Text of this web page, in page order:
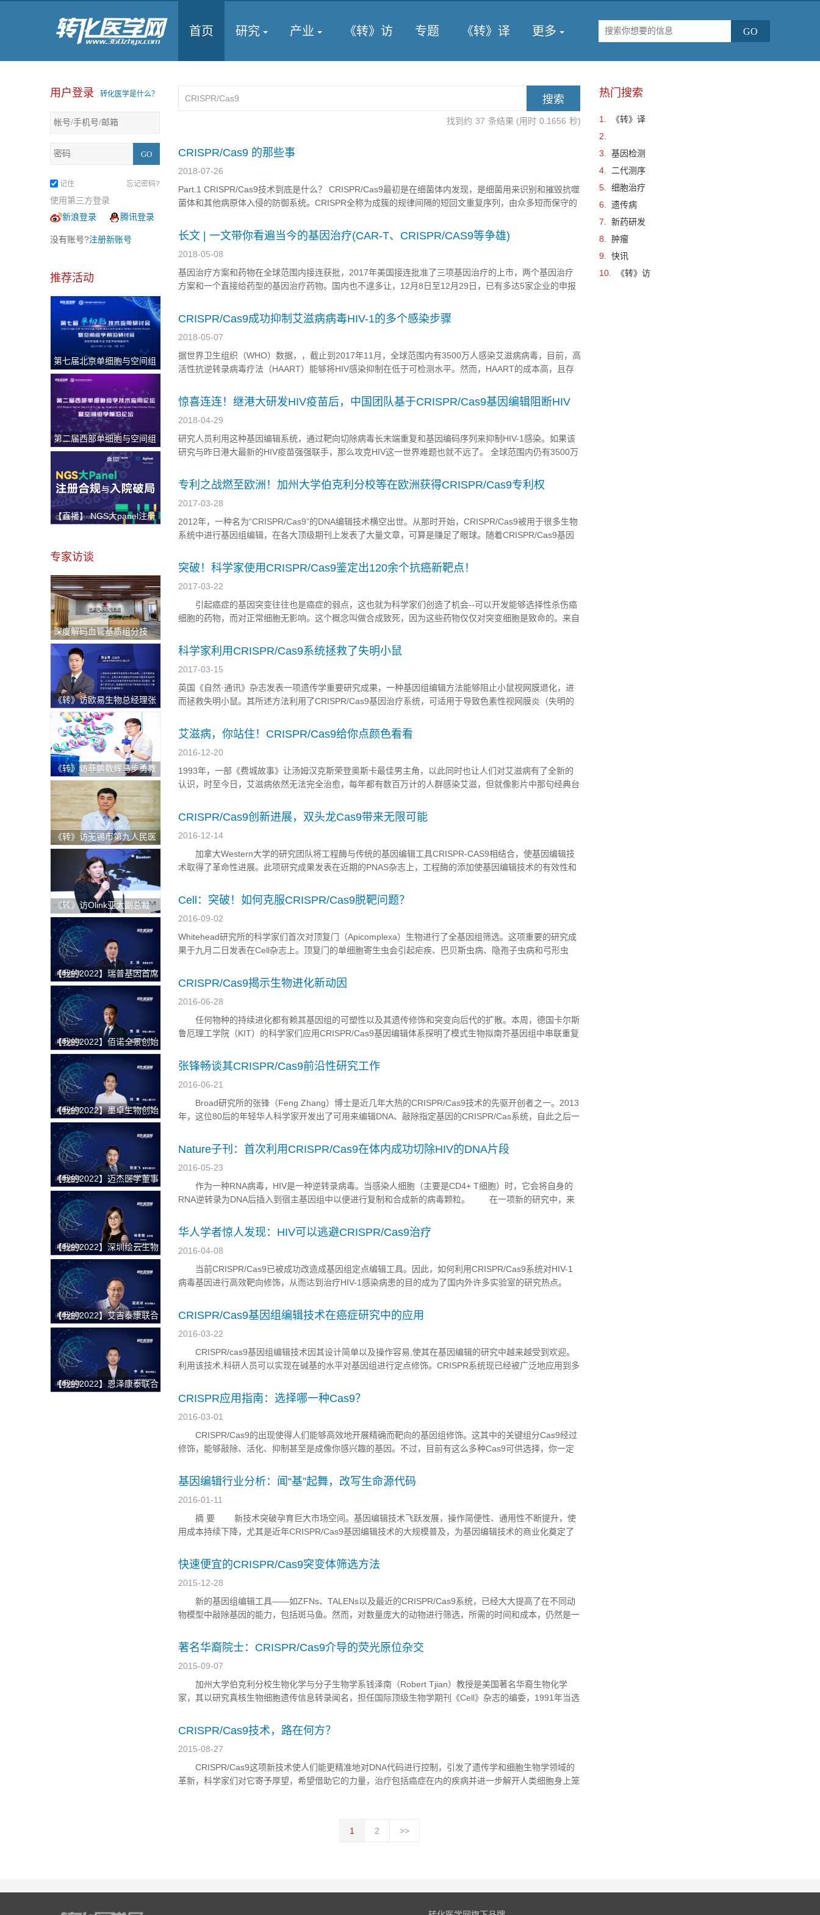
首页 研究 产业 《转》访 专题 《转》译 更多
用户登录 转化医学是什么？
记住 忘记密码?
使用第三方登录
新浪登录
腾讯登录
没有账号?注册新账号
推荐活动
第七届北京单细胞与空间组
学研讨会
第二届西部单细胞与空间组
学论坛
【直播】 NGS大panel注册
专家访谈
深度解码血管基质组分技
术：重塑退行性骨关节炎治
疗新格局与医疗出海中东新
机遇
《转》访欧易生物总经理张
志明：持续逆势快速增长！
破解科研服务"不可能三
角"的硬核逻辑
《转》访菲鹏数辉马步勇教
授｜AI与分子模拟引领生物
医药创新，“构象选择机制”
开辟药物动态设计新纪元
《转》访无锡市第九人民医
院科教科主任赵刚
《转》访Olink亚太副总裁
Andrea Ballagi博士：新一
代蛋白组学如何加速精准医
疗新进程
【我的2022】瑞普基因首席
技术官王涛：发挥BT+AI双
引擎特色优势，推进AI技术
在精准医疗领域的临床落地
【我的2022】佰诺全景创始
人焦磊：降低使用成本和难
度，推动全景病理技术在中
国的临床转化落地
【我的2022】墨卓生物创始
人兼COO刘寒：日日精进，
久久为功，把一个好的单细
胞中国解决方案带给客户
【我的2022】迈杰医学董事
长兼首席执行官张亚飞：数
智化赋能商业模式转型，为
客户提供更优质的伴随诊断
整体解决方案
【我的2022】深圳绘云生物
总经理林景超：专注慢病早
筛类临床质谱检测产品，从
临床痛点出发，为临床医学
检验解决更多难题
【我的2022】艾吉泰康联合
创始人屈武斌：对技术精雕
细琢，以客户应用场景为核
心，用特色服务提供基因捕
获整体解决方案
【我的2022】恩泽康泰联合
找到约 37 条结果 (用时 0.1656 秒)
CRISPR/Cas9 的那些事
2018-07-26
Part.1 CRISPR/Cas9技术到底是什么？ CRISPR/Cas9最初是在细菌体内发现，是细菌用来识别和摧毁抗噬
菌体和其他病原体入侵的防御系统。CRISPR全称为成簇的规律间隔的短回文重复序列，由众多短而保守的
长文 | 一文带你看遍当今的基因治疗(CAR-T、CRISPR/CAS9等争雄)
2018-05-08
基因治疗方案和药物在全球范围内接连获批，2017年美国接连批准了三项基因治疗的上市，两个基因治疗
方案和一个直接给药型的基因治疗药物。国内也不遑多让，12月8日至12月29日，已有多达5家企业的申报
台，小编带你快速浏览当下全球的基因治疗现状。 ...
CRISPR/Cas9成功抑制艾滋病病毒HIV-1的多个感染步骤
2018-05-07
据世界卫生组织（WHO）数据，，截止到2017年11月，全球范围内有3500万人感染艾滋病病毒，目前，高
活性抗逆转录病毒疗法（HAART）能够将HIV感染抑制在低于可检测水平。然而，HAART的成本高，且存
略。 近日，中国医学科学院/北京协和医学院病原生物学研究所郭斐课题组在基因治疗领域著名期刊 H...
惊喜连连！继港大研发HIV疫苗后，中国团队基于CRISPR/Cas9基因编辑阻断HIV
多个关键节点！
2018-04-29
研究人员利用这种基因编辑系统，通过靶向切除病毒长末端重复和基因编码序列来抑制HIV-1感染。如果该
研究与昨日港大最新的HIV疫苗强强联手，那么攻克HIV这一世界难题也就不远了。 全球范围内仍有3500万
专利之战燃至欧洲！加州大学伯克利分校等在欧洲获得CRISPR/Cas9专利权
2017-03-28
2012年，一种名为“CRISPR/Cas9”的DNA编辑技术横空出世。从那时开始，CRISPR/Cas9被用于很多生物
系统中进行基因组编辑，在各大顶级期刊上发表了大量文章，可算是赚足了眼球。随着CRISPR/Cas9基因
学家们还面临着很多问题，比如，CRISPR/Cas9的专利...
突破！科学家使用CRISPR/Cas9鉴定出120余个抗癌新靶点！
2017-03-22
引起癌症的基因突变往往也是癌症的弱点，这也就为科学家们创造了机会--可以开发能够选择性杀伤癌
细胞的药物，而对正常细胞无影响。这个概念叫做合成致死，因为这些药物仅仅对突变细胞是致命的。来自
基因组合的新方法，这项技术发表在Nature Methods上，揭示了120个开发抗癌药物的新靶点。...
科学家利用CRISPR/Cas9系统拯救了失明小鼠
2017-03-15
英国《自然·通讯》杂志发表一项遗传学重要研究成果，一种基因组编辑方法能够阻止小鼠视网膜退化，进
而拯救失明小鼠。其所述方法利用了CRISPR/Cas9基因治疗系统，可适用于导致色素性视网膜炎（失明的
有遗传性。该病特征就是视网膜退化，但由于色素性视网膜炎可能由60多种基因的突...
艾滋病，你站住！CRISPR/Cas9给你点颜色看看
2016-12-20
1993年，一部《费城故事》让汤姆汉克斯荣登奥斯卡最佳男主角，以此同时也让人们对艾滋病有了全新的
认识，时至今日，艾滋病依然无法完全治愈，每年都有数百万计的人群感染艾滋，但就像影片中那句经典台
治疗方式来彻底消灭这种致命感染。 CRISPR/Cas系统是目前发现存在于大多数...
CRISPR/Cas9创新进展，双头龙Cas9带来无限可能
2016-12-14
加拿大Western大学的研究团队将工程酶与传统的基因编辑工具CRISPR-CAS9相结合，使基因编辑技
术取得了革命性进展。此项研究成果发表在近期的PNAS杂志上，工程酶的添加使基因编辑技术的有效性和
以编辑人体基因组，开启使用基因治疗手段治愈疾病的大门，例如囊胞性纤维症和白血病。 囊...
Cell：突破！如何克服CRISPR/Cas9脱靶问题？
2016-09-02
Whitehead研究所的科学家们首次对顶复门（Apicomplexa）生物进行了全基因组筛选。这项重要的研究成
果于九月二日发表在Cell杂志上。顶复门的单细胞寄生虫会引起疟疾、巴贝斯虫病、隐孢子虫病和弓形虫
研究所的Sebastian Lourido说。“现在我们找到了一个好方法。这种方...
CRISPR/Cas9揭示生物进化新动因
2016-06-28
任何物种的持续进化都有赖其基因组的可塑性以及其遗传修饰和突变向后代的扩散。本周，德国卡尔斯
鲁厄理工学院（KIT）的科学家们应用CRISPR/Cas9基因编辑体系探明了模式生物拟南芥基因组中串联重复
关的串联重复序列。他们的研究在一定程度上阐明了植物基因组的分子进化机制。 生物基因组进化的
一个重要...
张锋畅谈其CRISPR/Cas9前沿性研究工作
2016-06-21
Broad研究所的张锋（Feng Zhang）博士是近几年大热的CRISPR/Cas9技术的先驱开创者之一。2013
年，这位80后的年轻华人科学家开发出了可用来编辑DNA、敲除指定基因的CRISPR/Cas系统，自此之后一
张锋课题组也在寻求发现新的基因编...
Nature子刊：首次利用CRISPR/Cas9在体内成功切除HIV的DNA片段
2016-05-23
作为一种RNA病毒，HIV是一种逆转录病毒。当感染人细胞（主要是CD4+ T细胞）时，它会将自身的
RNA逆转录为DNA后插入到宿主基因组中以便进行复制和合成新的病毒颗粒。 在一项新的研究中，来
DNA中的一段序列。这一突破是开...
华人学者惊人发现：HIV可以逃避CRISPR/Cas9治疗
2016-04-08
当前CRISPR/Cas9已被成功改造成基因组定点编辑工具。因此，如何利用CRISPR/Cas9系统对HIV-1
病毒基因进行高效靶向修饰，从而达到治疗HIV-1感染病患的目的成为了国内外许多实验室的研究热点。
CRISPR/Cas9基因组编辑技术在癌症研究中的应用
2016-03-22
CRISPR/cas9基因组编辑技术因其设计简单以及操作容易,使其在基因编辑的研究中越来越受到欢迎。
利用该技术,科研人员可以实现在碱基的水平对基因组进行定点修饰。CRISPR系统现已经被广泛地应用到多
研究进展的基础上,结合对癌症研究及基因组编辑技术的理解,对CR...
CRISPR应用指南：选择哪一种Cas9？
2016-03-01
CRISPR/Cas9的出现使得人们能够高效地开展精确而靶向的基因组修饰。这其中的关键组分Cas9经过
修饰，能够敲除、活化、抑制甚至是成像你感兴趣的基因。不过，目前有这么多种Cas9可供选择，你一定
除一个基因，还是希望降低特定基因的表...
基因编辑行业分析：闻“基”起舞，改写生命源代码
2016-01-11
摘 要 新技术突破孕育巨大市场空间。基因编辑技术飞跃发展，操作简便性、通用性不断提升，使
用成本持续下降，尤其是近年CRISPR/Cas9基因编辑技术的大规模普及，为基因编辑技术的商业化奠定了
天性遗传病及艾滋病等其他恶性疾病开辟了全新的路径...
快速便宜的CRISPR/Cas9突变体筛选方法
2015-12-28
新的基因组编辑工具——如ZFNs、TALENs以及最近的CRISPR/Cas9系统，已经大大提高了在不同动
物模型中敲除基因的能力，包括斑马鱼。然而，对数量庞大的动物进行筛选，所需的时间和成本，仍然是一
快速的、...
著名华裔院士：CRISPR/Cas9介导的荧光原位杂交
2015-09-07
加州大学伯克利分校生物化学与分子生物学系钱泽南（Robert Tjian）教授是美国著名华裔生物化学
家，其以研究真核生物细胞遗传信息转录闻名，担任国际顶级生物学期刊《Cell》杂志的编委，1991年当选
贝尔奖获得者钱永健以及美国华裔神经生物学家钱永佑并称...
CRISPR/Cas9技术，路在何方？
2015-08-27
CRISPR/Cas9这项新技术使人们能更精准地对DNA代码进行控制，引发了遗传学和细胞生物学领域的
革新，科学家们对它寄予厚望，希望借助它的力量，治疗包括癌症在内的疾病并进一步解开人类细胞身上笼
1 2 >>
热门搜索
1.
《转》译
2.
3.
基因检测
4.
二代测序
5.
细胞治疗
6.
遗传病
7.
新药研发
8.
肿瘤
9.
快讯
10.
《转》访